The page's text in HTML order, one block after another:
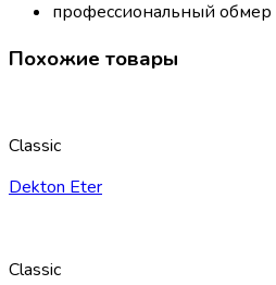
профессиональный обмер
Похожие товары
Classic
Dekton Eter
Classic